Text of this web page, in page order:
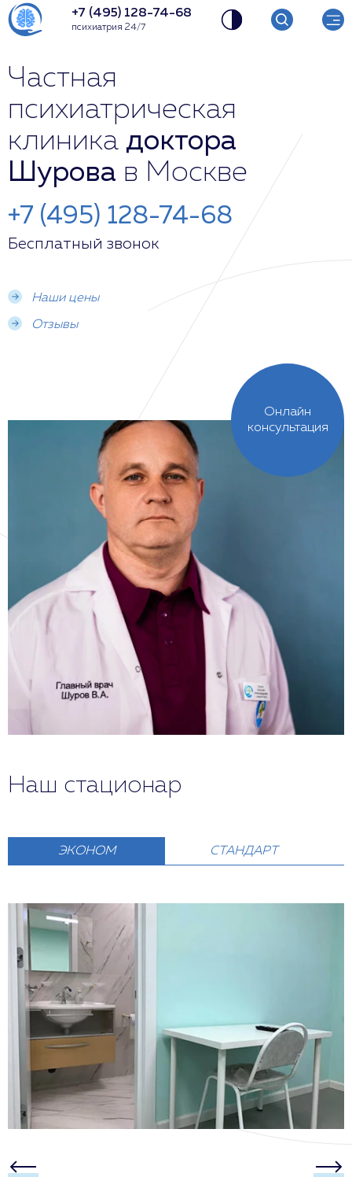
+7 (495) 128-74-68
психиатрия 24/7
Частная
психиатрическая
клиника доктора
Шурова в Москве
+7 (495) 128-74-68
Бесплатный звонок
Наши цены
Отзывы
Онлайн
консультация
Наш стационар
ЭКОНОМ СТАНДАРТ